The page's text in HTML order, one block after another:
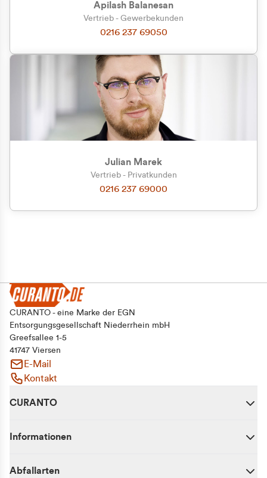
Zu welcher Kundengruppe
gehören Sie?
Privatkunde (inkl. MwSt.)
Geschäftskunde (exkl. MwSt.)
Apilash Balanesan
Vertrieb - Gewerbekunden
0216 237 69050
Julian Marek
Vertrieb - Privatkunden
0216 237 69000
CURANTO - eine Marke der EGN
Entsorgungsgesellschaft Niederrhein mbH
Greefsallee 1-5
41747 Viersen
E-Mail
Kontakt
CURANTO
Informationen
Abfallarten